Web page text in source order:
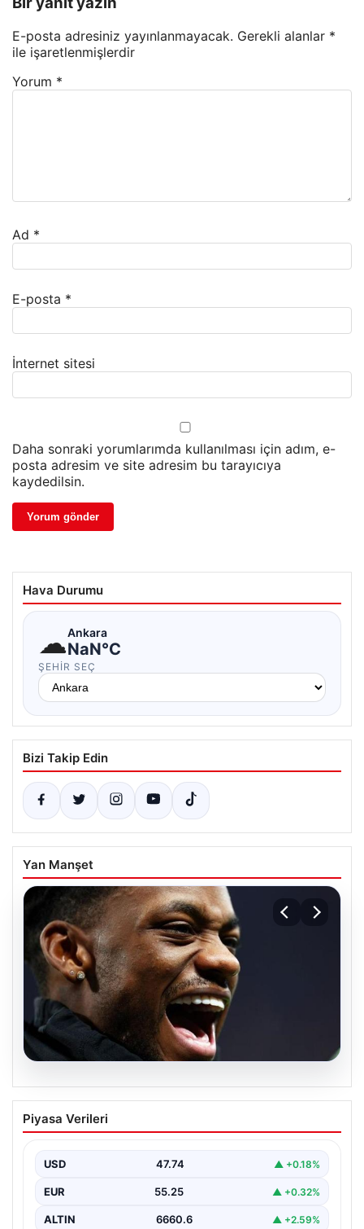
E-posta adresiniz yayınlanmayacak. Gerekli alanlar *
ile işaretlenmişlerdir
Yorum *
Ad *
E-posta *
İnternet sitesi
Daha sonraki yorumlarımda kullanılması için adım, e-
posta adresim ve site adresim bu tarayıcıya
kaydedilsin.
Hava Durumu
☁Ankara
NaN°C
ŞEHIR SEÇ
Bizi Takip Edin
Yan Manşet
07.08.2026
İşte Jhon Duran’ın Benfica formasıyla
ilk golü
Piyasa Verileri
USD 47.74 ▲ +0.18%
EUR 55.25 ▲ +0.32%
ALTIN 6660.6 ▲ +2.59%